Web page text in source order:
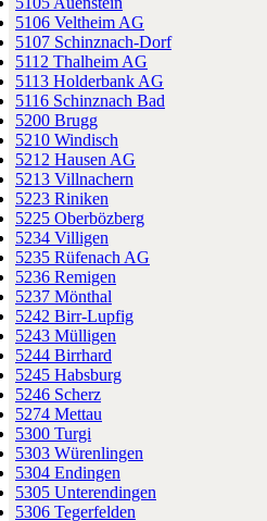
5106 Veltheim AG
5107 Schinznach-Dorf
5112 Thalheim AG
5113 Holderbank AG
5116 Schinznach Bad
5200 Brugg
5210 Windisch
5212 Hausen AG
5213 Villnachern
5223 Riniken
5225 Oberbözberg
5234 Villigen
5235 Rüfenach AG
5236 Remigen
5237 Mönthal
5242 Birr-Lupfig
5243 Mülligen
5244 Birrhard
5245 Habsburg
5246 Scherz
5274 Mettau
5300 Turgi
5303 Würenlingen
5304 Endingen
5305 Unterendingen
5306 Tegerfelden